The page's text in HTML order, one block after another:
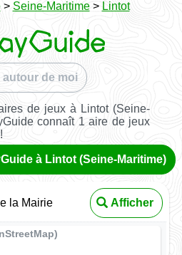
> Seine-Maritime> Lintot
autour de moi
de jeux à Lintot (Seine-
connaît 1 aire de jeux
à Lintot (Seine-Maritime)
la Mairie Afficher